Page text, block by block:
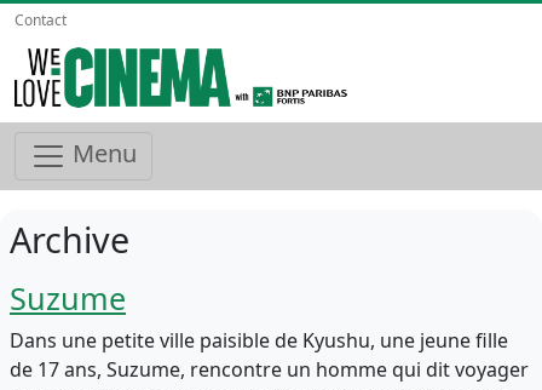
Contact
Menu
Archive
Suzume
Dans une petite ville paisible de Kyushu, une jeune fille
de 17 ans, Suzume, rencontre un homme qui dit voyager